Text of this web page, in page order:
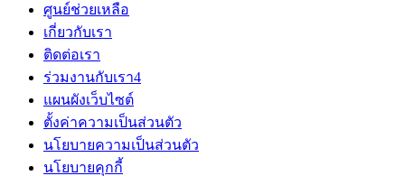
ศูนย์ช่วยเหลือ
เกี่ยวกับเรา
ติดต่อเรา
ร่วมงานกับเรา4
แผนผังเว็บไซต์
ตั้งค่าความเป็นส่วนตัว
นโยบายความเป็นส่วนตัว
นโยบายคุกกี้